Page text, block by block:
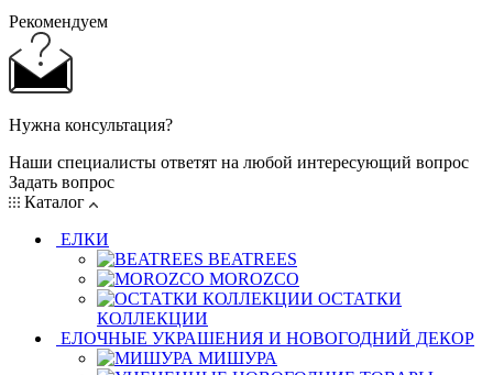
Рекомендуем
Нужна консультация?
Наши специалисты ответят на любой интересующий вопрос
Задать вопрос
Каталог
ЕЛКИ
BEATREES
MOROZCO
ОСТАТКИ
КОЛЛЕКЦИИ
ЕЛОЧНЫЕ УКРАШЕНИЯ И НОВОГОДНИЙ ДЕКОР
МИШУРА